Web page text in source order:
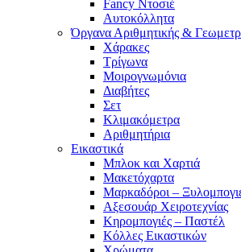
Fancy Ντοσιέ
Αυτοκόλλητα
Όργανα Αριθμητικής &
Χάρακες
Τρίγωνα
Mοιρογνωμόνια
Διαβήτες
Σετ
Κλιμακόμετρα
Αριθμητήρια
Εικαστικά
Μπλοκ και Χαρτιά
Μακετόχαρτα
Μαρκαδόροι –
Αξεσουάρ Χειροτεχνίας
Κηρομπογιές – Παστέλ
Κόλλες Εικαστικών